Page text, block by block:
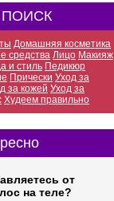
ПОИСК
Домашняя косметика
средства Лицо Макияж
и стиль Педикюр
Прически Уход за
за кожей Уход за
Худеем правильно
от
на теле?